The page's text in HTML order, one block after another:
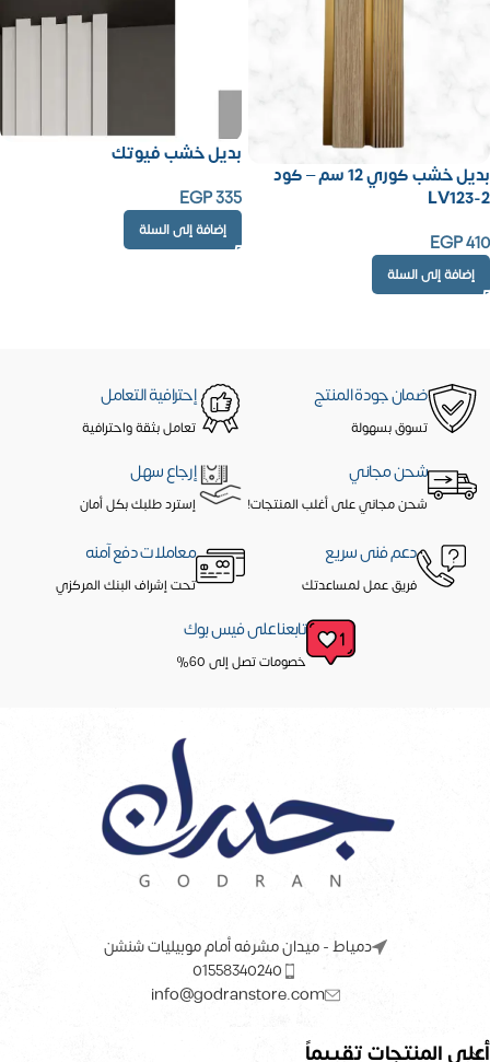
بديل خشب كوري 12 سم – كود
LV123-2
EGP410
إضافة إلى السلة
بديل خشب فيوتك
EGP335
إضافة إلى السلة
ضمان جودة المنتج
تسوق بسهولة
إحترافية التعامل
تعامل بثقة واحترافية
شحن مجاني
شحن مجاني على أغلب المنتجات!
إرجاع سهل
إسترد طلبك بكل أمان
دعم فنى سريع
فريق عمل لمساعدتك
معاملات دفع آمنه
تحت إشراف البنك المركزي
تابعنا على فيس بوك
خصومات تصل إلى 60%
دمياط - ميدان مشرفه أمام موبيليات شنشن
01558340240
info@godranstore.com
أعلى المنتجات تقييماً